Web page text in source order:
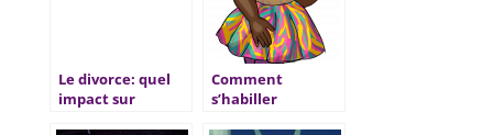
Le divorce: quel
impact sur
Comment
s’habiller